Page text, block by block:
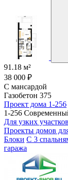
91.18 м²
38 000 ₽
С мансардой
Газобетон 375
Проект дома 1-256
1-256
Для узких участков
Проекты домов
Блоки С 3
гаража